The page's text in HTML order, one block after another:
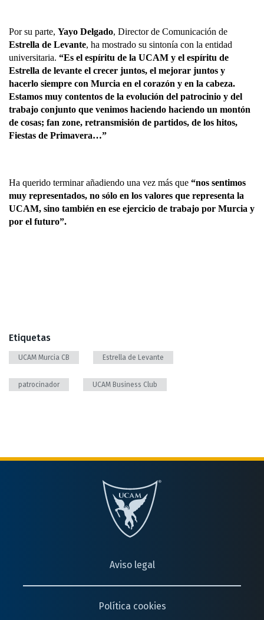
Por su parte, Yayo Delgado
Estrella de Levante, ha mostrado su sintonía con la entidad
universitaria. “Es el espíritu de la UCAM y el espíritu de
Estrella de levante el crecer juntos, el mejorar juntos y
hacerlo siempre con Murcia en el corazón y en la cabeza.
Estamos muy contentos de la evolución del patrocinio y del
trabajo conjunto que venimos haciendo haciendo un montón
de cosas; fan zone, retransmisión de partidos, de los hitos,
Fiestas de Primavera…”
Ha querido terminar añadiendo una vez más que “nos sentimos
muy representados, no sólo en los valores que representa la
UCAM, sino también en ese ejercicio de trabajo por Murcia y
por el futuro”.
Etiquetas
UCAM Murcia CB Estrella de Levante
patrocinador UCAM Business Club
Aviso legal
Política cookies